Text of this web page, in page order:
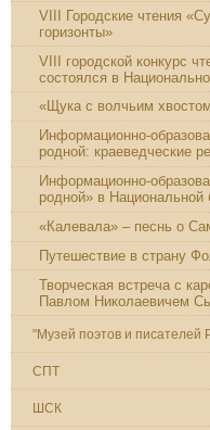
VIII Городские чтения
горизонты»
VIII городской конкурс
состоялся в
«Щука с волчьим
Информационно-
родной: краеведческие
Информационно-
родной» в Национальной
«Калевала» – песнь о
Путешествие в страну
Творческая встреча с
Павлом Николаевичем
"Музей поэтов и писателей
СПТ
ШСК